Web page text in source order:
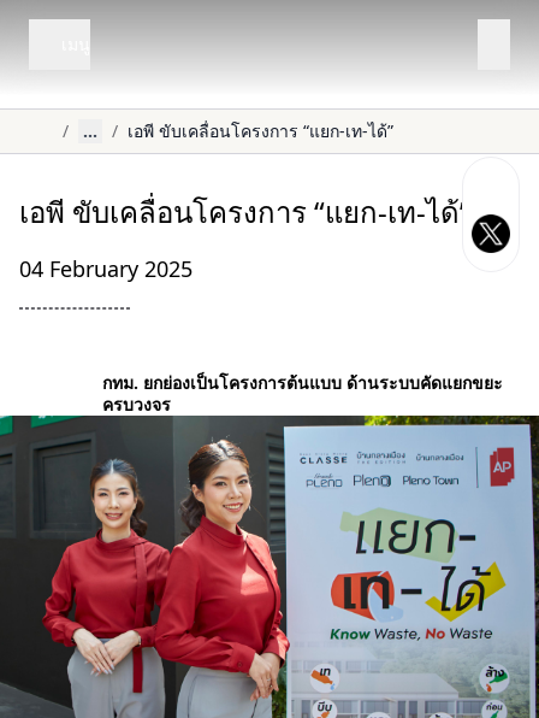
/ ... / เอพี ขับเคลื่อนโครงการ “แยก-เท-ได้”
เอพี ขับเคลื่อนโครงการ “แยก-เท-ได้”
04 February 2025
กทม. ยกย่องเป็นโครงการต้นแบบ ด้านระบบคัดแยกขยะ
ครบวงจร